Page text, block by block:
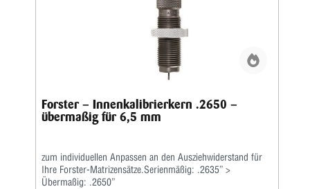
Forster – Innenkalibrierkern .2650 –
übermaßig für 6,5 mm
zum individuellen Anpassen an den Ausziehwiderstand für
Ihre Forster-Matrizensätze.Serienmäßig: .2635” >
Übermaßig: .2650”